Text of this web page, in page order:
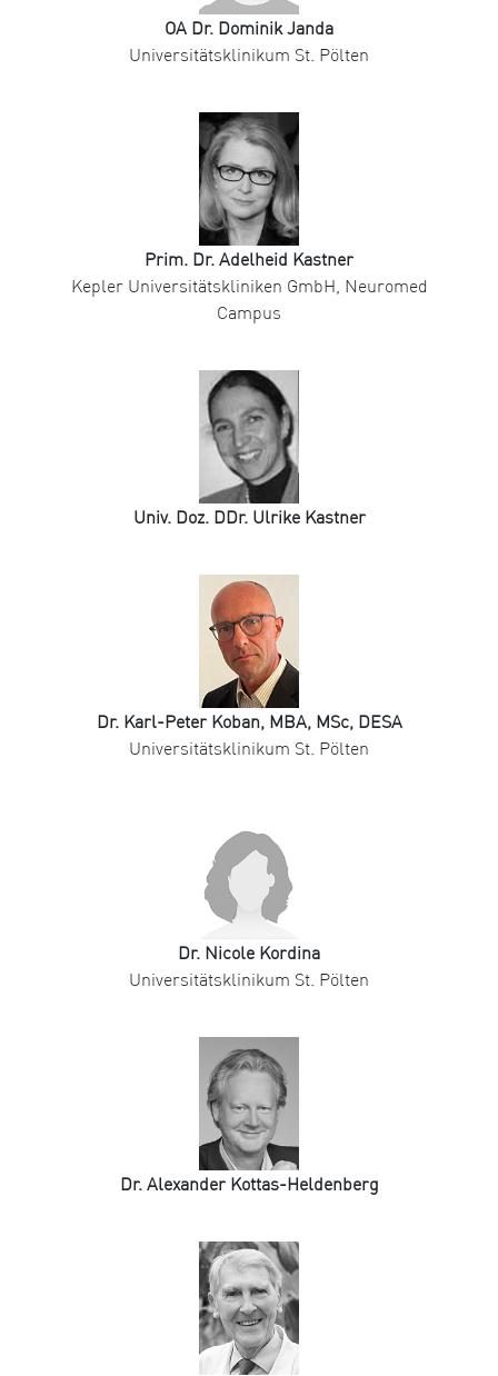
OA Dr. Dominik Janda
Universitätsklinikum St. Pölten
Prim. Dr. Adelheid Kastner
Kepler Universitätskliniken GmbH, Neuromed
Campus
Univ. Doz. DDr. Ulrike Kastner
Dr. Karl-Peter Koban, MBA, MSc, DESA
Universitätsklinikum St. Pölten
Dr. Nicole Kordina
Universitätsklinikum St. Pölten
Dr. Alexander Kottas-Heldenberg